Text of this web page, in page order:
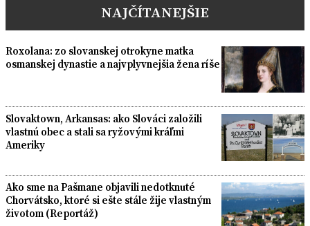
NAJČÍTANEJŠIE
Roxolana: zo slovanskej otrokyne matka
osmanskej dynastie a najvplyvnejšia žena ríše
Slovaktown, Arkansas: ako Slováci založili
vlastnú obec a stali sa ryžovými kráľmi
Ameriky
Ako sme na Pašmane objavili nedotknuté
Chorvátsko, ktoré si ešte stále žije vlastným
životom (Reportáž)